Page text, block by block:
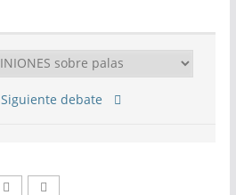
Siguiente debate